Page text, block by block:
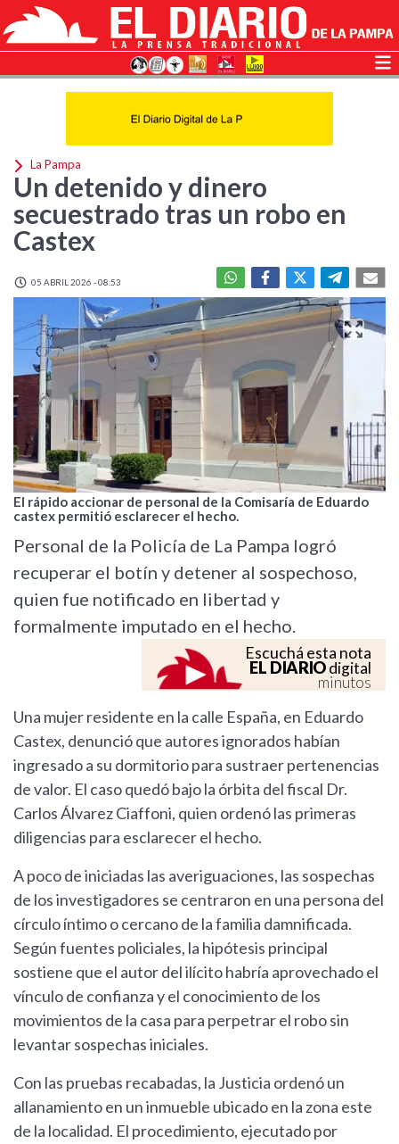
La Pampa
Un detenido y dinero
secuestrado tras un robo en
Castex
05 ABRIL 2026 - 08:53
El rápido accionar de personal de la Comisaría de Eduardo
castex permitió esclarecer el hecho.
Personal de la Policía de La Pampa logró
recuperar el botín y detener al sospechoso,
quien fue notificado en libertad y
formalmente imputado en el hecho.
Escuchá esta nota
EL DIARIOdigital
minutos
Una mujer residente en la calle España, en Eduardo
Castex, denunció que autores ignorados habían
ingresado a su dormitorio para sustraer pertenencias
de valor. El caso quedó bajo la órbita del fiscal Dr.
Carlos Álvarez Ciaffoni, quien ordenó las primeras
diligencias para esclarecer el hecho.
A poco de iniciadas las averiguaciones, las sospechas
de los investigadores se centraron en una persona del
círculo íntimo o cercano de la familia damnificada.
Según fuentes policiales, la hipótesis principal
sostiene que el autor del ilícito habría aprovechado el
vínculo de confianza y el conocimiento de los
movimientos de la casa para perpetrar el robo sin
levantar sospechas iniciales.
Con las pruebas recabadas, la Justicia ordenó un
allanamiento en un inmueble ubicado en la zona este
de la localidad. El procedimiento, ejecutado por